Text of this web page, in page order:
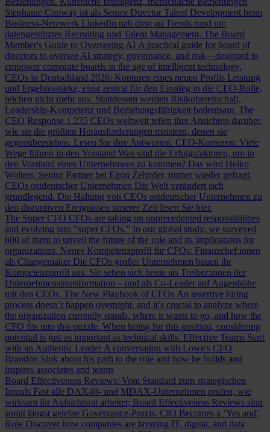
Stephanie Conway ist als Senior Director Talent Development beim
Business-Netzwerk LinkedIn nah dran an Trends rund um
datengestütztes Recruiting und Talent Management. The Board
Member's Guide to Overseeing AI A practical guide for board of
directors to oversee AI strategy, governance, and risk—designed to
empower corporate boards in the age of intelligent technology.
CEOs in Deutschland 2026: Konturen eines neuen Profils Leistung
und Ergebnisstärke, einst zentral für den Einstieg in die CEO-Rolle,
reichen nicht mehr aus. Stattdessen werden Risikobereitschaft,
Leadership-Kompetenz und Beziehungsfähigkeit bedeutsam. The
CEO Response 1.235 CEOs weltweit teilen ihre Ansichten darüber,
wie sie die größten Herausforderungen meistern, denen sie
gegenüberstehen. Lesen Sie ihre Antworten. CEO-Karrieren: Viele
Wege führen in den Vorstand Was sind die Erfolgsfaktoren, um in
den Vorstand eines Unternehmens zu kommen? Das wird Heiko
Wolters, Senior Partner bei Egon Zehnder, immer wieder gefragt.
CEOs ostdeutscher Unternehmen Die Welt verändert sich
grundlegend. Die Haltung von CEOs ostdeutscher Unternehmen zu
den disruptiven Ereignissen unserer Zeit lesen Sie hier.
The Super CFO CFOs are taking on unprecedented responsibilities
and evolving into “super CFOs.” In our global study, we surveyed
600 of them to unveil the future of the role and its implications for
organizations. Neues Kompetenzprofil für CFOs: Finanzchef:innen
als Changemaker Die CFOs großer Unternehmen bauen ihr
Kompetenzprofil aus. Sie sehen sich heute als Treiber:innen der
Unternehmenstransformation – und als Co-Leader auf Augenhöhe
mit den CEOs. The New Playbook of CFOs An assertive hiring
process doesn’t happen overnight, and it’s crucial to analyze where
the organization currently stands, where it wants to go, and how the
CFO fits into this puzzle. When hiring for this position, considering
potential is just as important as technical skills. Effective Teams Start
with an Authentic Leader A conversation with Lowe's CFO
Brandon Sink about his path to the role and how he builds and
inspires associates and teams
Board Effectiveness Reviews: Vom Standard zum strategischen
Impuls Fast alle DAX40- und MDAX-Unternehmen prüfen, wie
wirksam ihr Aufsichtsrat arbeitet; Board Effectiveness Reviews sind
somit längst gelebte Governance-Praxis. CIO Becomes a ‘Yes and’
Role Discover how companies are layering IT, digital, and data